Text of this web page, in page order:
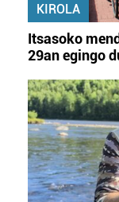
KIROLA
Itsasoko
29an egingo